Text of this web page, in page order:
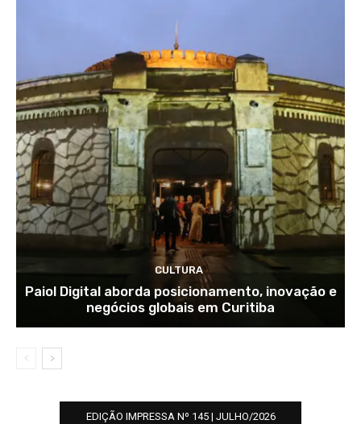
CULTURA
Paiol Digital aborda posicionamento, inovação e
negócios globais em Curitiba
EDIÇÃO IMPRESSA Nº 145 | JULHO/2026